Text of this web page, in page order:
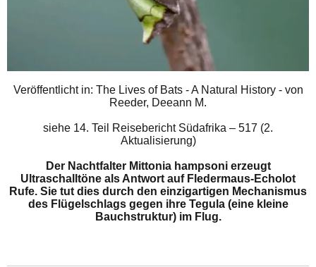
Veröffentlicht in: The Lives of Bats - A Natural History - von
Reeder, Deeann M.
siehe 14. Teil Reisebericht Südafrika – 517 (2.
Aktualisierung)
Der Nachtfalter Mittonia hampsoni erzeugt
Ultraschalltöne als Antwort auf Fledermaus-Echolot
Rufe. Sie tut dies durch den einzigartigen Mechanismus
des Flügelschlags gegen ihre Tegula (eine kleine
Bauchstruktur) im Flug.